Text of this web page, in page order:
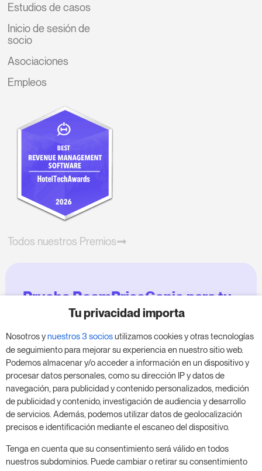
Estudios de casos
Inicio de sesión de
socio
Asociaciones
Empleos
Todos nuestros Premios
Prueba RoomPriceGenie para tu
negocio
Aprovecha nuestra prueba de 14 días y mejora tu
negocio, sin compromiso.
Agenda una reunión para empezar tu prueba
gratuita de 14 días.
Inicia tu prueba gratuita
Tu privacidad importa
Nosotros ynuestros 3 sociosutilizamos cookies y otras tecnologías
de seguimiento para mejorar su experiencia en nuestro sitio web.
Podemos almacenar y/o acceder a información en un dispositivo y
procesar datos personales, como su dirección IP y datos de
navegación, para publicidad y contenido personalizados, medición
de publicidad y contenido, investigación de audiencia y desarrollo
de servicios. Además, podemos utilizar datos de geolocalización
precisos e identificación mediante el escaneo del dispositivo.
Tenga en cuenta que su consentimiento será válido en todos
nuestros subdominios. Puede cambiar o retirar su consentimiento